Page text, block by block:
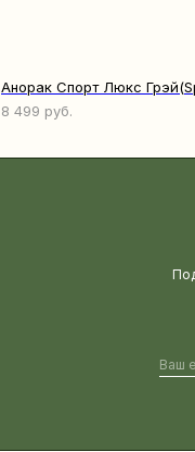
Анорак Спорт Люкс
8 499 руб.